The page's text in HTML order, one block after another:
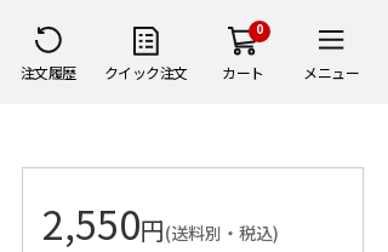
注文履歴 クイック注文
0
カート メニュー
2,550円(送料別・税込)